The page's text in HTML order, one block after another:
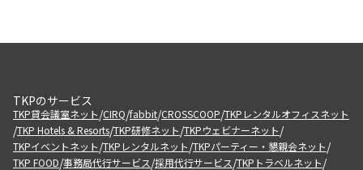
TKPのサービス
TKP貸会議室ネット/CIRQ/fabbit/CROSSCOOP/TKPレンタルオフィスネット
/TKP Hotels & Resorts/TKP研修ネット/TKPウェビナーネット/
TKPイベントネット/TKPレンタルネット/TKPパーティー・懇親会ネット/
TKP FOOD/事務局代行サービス/採用代行サービス/TKPトラベルネット/